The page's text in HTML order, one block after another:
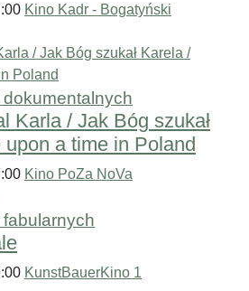
Kino Kadr - Bogatyński
Karla / Jak Bóg szukał
a time in Poland
Kino PoZa NoVa
KunstBauerKino 1